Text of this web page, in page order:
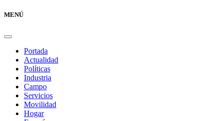
MENÚ
Portada
Actualidad
Políticas
Industria
Campo
Servicios
Movilidad
Hogar